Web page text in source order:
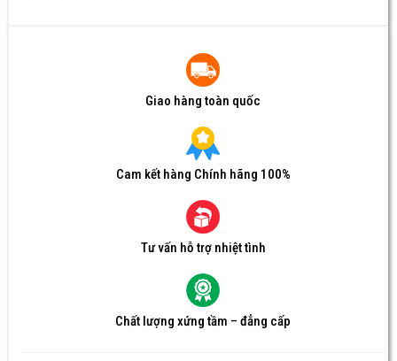
Giao hàng toàn quốc
Cam kết hàng Chính hãng 100%
Tư vấn hỗ trợ nhiệt tình
Chất lượng xứng tầm – đẳng cấp